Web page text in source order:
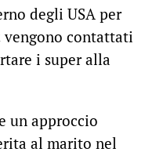
degli USA per
vengono contattati
i super alla
un approccio
al marito nel